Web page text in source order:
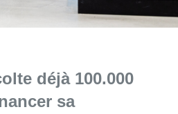
déjà 100.000
sa